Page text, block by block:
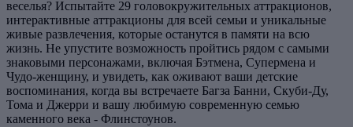
веселья? Испытайте 29 головокружительных аттракционов,
интерактивные аттракционы для всей семьи и уникальные
живые развлечения, которые останутся в памяти на всю
жизнь. Не упустите возможность пройтись рядом с самыми
знаковыми персонажами, включая Бэтмена, Супермена и
Чудо-женщину, и увидеть, как оживают ваши детские
воспоминания, когда вы встречаете Багза Банни, Скуби-Ду,
Тома и Джерри и вашу любимую современную семью
каменного века - Флинстоунов.